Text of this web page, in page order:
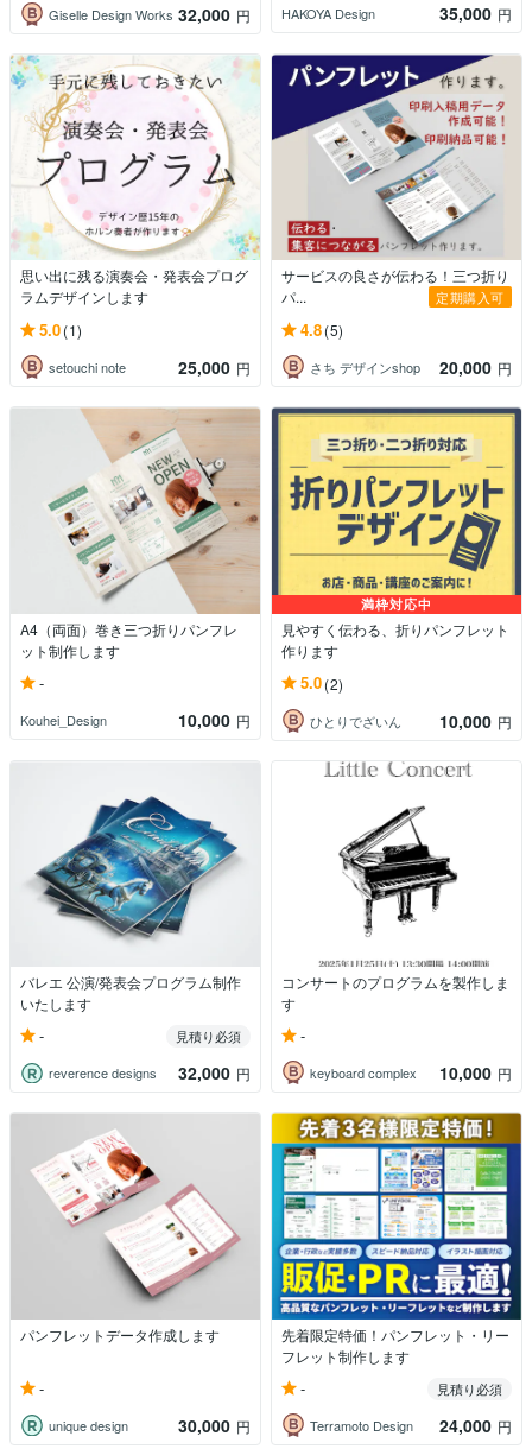
Giselle Design Works 32,000 円 HAKOYA Design 35,000 円
思い出に残る演奏会・発表会プログ
ラムデザインします
5.0(1)
setouchi note 25,000 円
サービスの良さが伝わる！三つ折り
パ...
定期購入可
4.8(5)
さち デザインshop 20,000 円
A4（両面）巻き三つ折りパンフレ
ット制作します
-
Kouhei_Design 10,000 円
満枠対応中
見やすく伝わる、折りパンフレット
作ります
5.0(2)
ひとりでざいん 10,000 円
バレエ 公演/発表会プログラム制作
いたします
-
見積り必須
reverence designs
32,000 円
コンサートのプログラムを製作しま
す
-
keyboard complex 10,000 円
パンフレットデータ作成します
-
unique design 30,000 円
先着限定特価！パンフレット・リー
フレット制作します
-
見積り必須
Terramoto Design
24,000 円